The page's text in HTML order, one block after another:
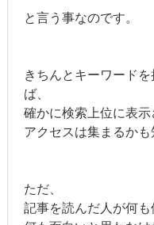
と言う事なのです。
きちんとキーワード
ば、
確かに検索上位に表示
アクセスは集まるかも
ただ、
記事を読んだ人が何も